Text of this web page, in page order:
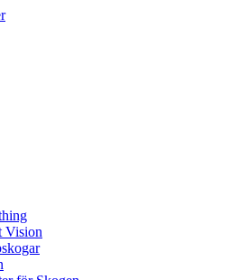
Vision